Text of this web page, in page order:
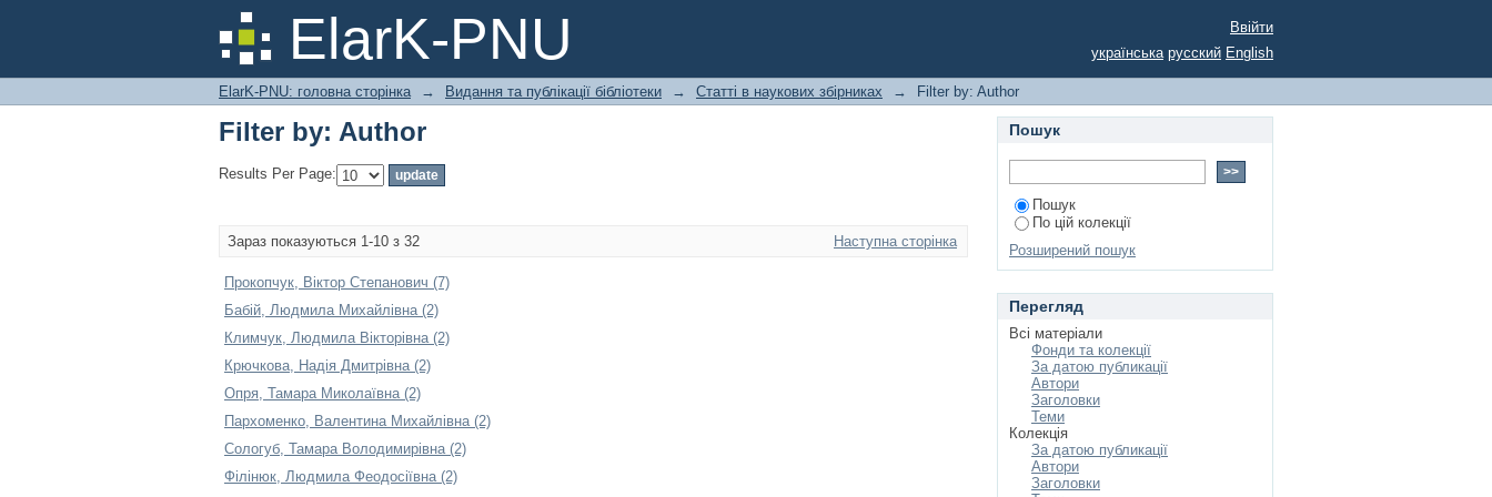
ElarK-PNU
Filter by: Author
Ввійти
українська русский English
ElarK-PNU: головна сторінка → Видання та публікації бібліотеки → Статті в наукових збірниках → Filter by: Author
Filter by: Author
Results Per Page:
Зараз показуються 1-10 з 32 Наступна сторінка
Прокопчук, Віктор Степанович (7)
Бабій, Людмила Михайлівна (2)
Климчук, Людмила Вікторівна (2)
Крючкова, Надія Дмитрівна (2)
Опря, Тамара Миколаївна (2)
Пархоменко, Валентина Михайлівна (2)
Сологуб, Тамара Володимирівна (2)
Філінюк, Людмила Феодосіївна (2)
Пошук
Пошук
По цій колекції
Розширений пошук
Перегляд
Всі матеріали
Фонди та колекції
За датою публикації
Автори
Заголовки
Теми
Колекція
За датою публикації
Автори
Заголовки